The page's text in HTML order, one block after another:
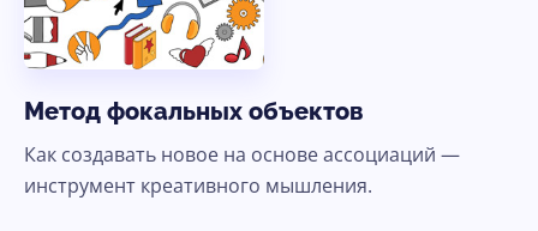
Метод фокальных объектов
Как создавать новое на основе ассоциаций —
инструмент креативного мышления.